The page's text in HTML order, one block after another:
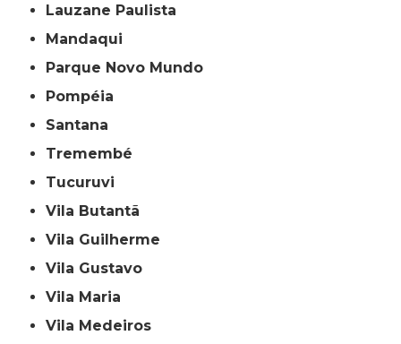
Lauzane Paulista
Mandaqui
Parque Novo Mundo
Pompéia
Santana
Tremembé
Tucuruvi
Vila Butantã
Vila Guilherme
Vila Gustavo
Vila Maria
Vila Medeiros